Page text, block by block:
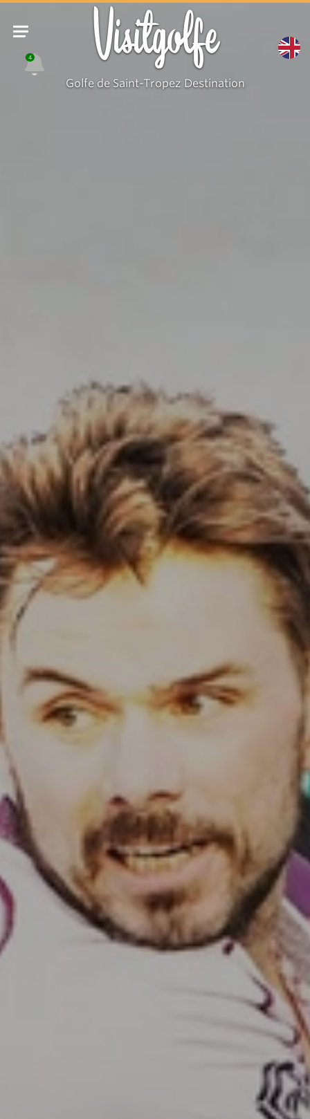
4 Visitgolfe
Golfe de Saint-Tropez Destination